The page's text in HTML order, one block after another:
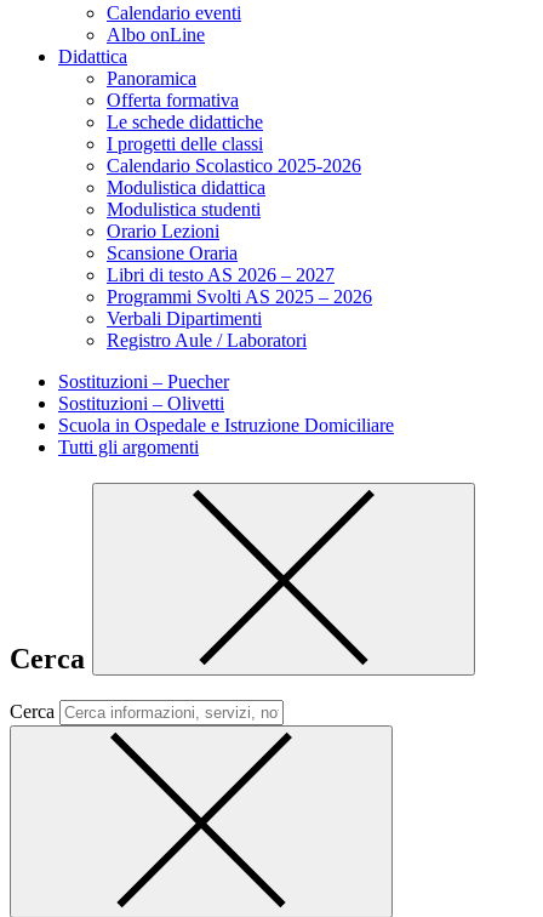
Calendario eventi
Albo onLine
Didattica
Panoramica
Offerta formativa
Le schede didattiche
I progetti delle classi
Calendario Scolastico 2025-2026
Modulistica didattica
Modulistica studenti
Orario Lezioni
Scansione Oraria
Libri di testo AS 2026 – 2027
Programmi Svolti AS 2025 – 2026
Verbali Dipartimenti
Registro Aule / Laboratori
Sostituzioni – Puecher
Sostituzioni – Olivetti
Scuola in Ospedale e Istruzione Domiciliare
Tutti gli argomenti
Cerca
Cerca